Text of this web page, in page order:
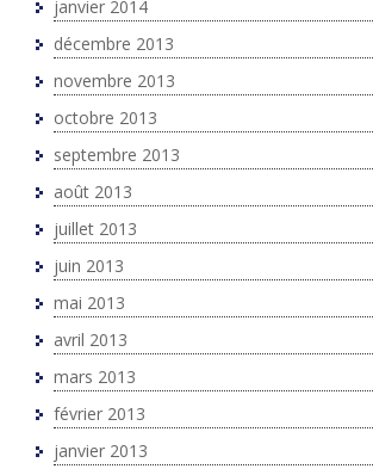
janvier 2014
décembre 2013
novembre 2013
octobre 2013
septembre 2013
août 2013
juillet 2013
juin 2013
mai 2013
avril 2013
mars 2013
février 2013
janvier 2013